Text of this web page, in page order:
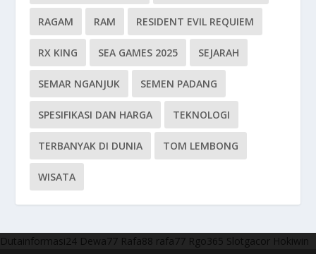
RAGAM RAM RESIDENT EVIL REQUIEM
RX KING SEA GAMES 2025 SEJARAH
SEMAR NGANJUK SEMEN PADANG
SPESIFIKASI DAN HARGA TEKNOLOGI
TERBANYAK DI DUNIA TOM LEMBONG
WISATA
Dutainformasi24 Dewa77 Rafa88 rafa77 Rgo365 Slotgacor Hokiwin